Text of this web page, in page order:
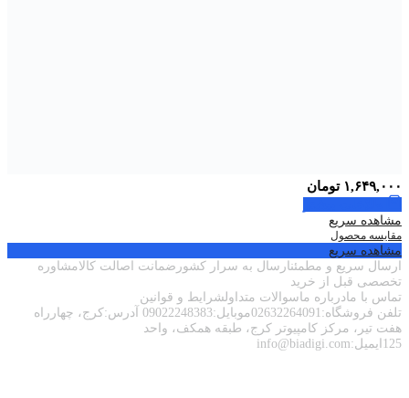
۱,۶۴۹,۰۰۰ تومان
مشاهده سریع
مقایسه محصول
مشاهده سریع
ارسال سریع و مطمئنارسال به سرار کشورضمانت اصالت کالامشاوره
تخصصی قبل از خرید
تماس با مادرباره ماسوالات متداولشرایط و قوانین
تلفن فروشگاه:02632264091موبایل:09022248383 آدرس:کرج، چهارراه
هفت تیر، مرکز کامپیوتر کرج، طبقه همکف، واحد
125ایمیل:info@biadigi.com